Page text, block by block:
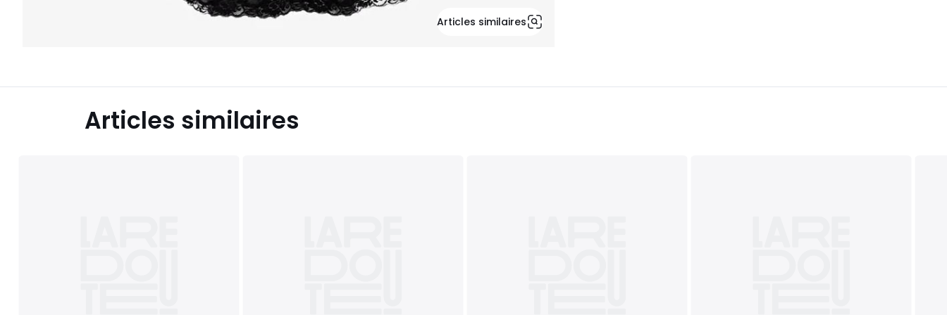
Articles similaires
Articles similaires